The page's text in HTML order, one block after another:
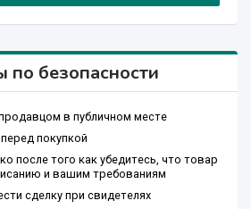
по безопасности
в публичном месте
покупкой
после того как убедитесь, что товар
и вашим требованиям
сделку при свидетелях